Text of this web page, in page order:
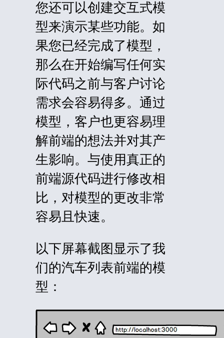
您还可以创建交互式模
型来演示某些功能。如
果您已经完成了模型，
那么在开始编写任何实
际代码之前与客户讨论
需求会容易得多。通过
模型，客户也更容易理
解前端的想法并对其产
生影响。与使用真正的
前端源代码进行修改相
比，对模型的更改非常
容易且快速。
以下屏幕截图显示了我
们的汽车列表前端的模
型：